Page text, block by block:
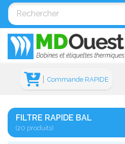
Commande RAPIDE
FILTRE RAPIDE BAL
(20 produits)